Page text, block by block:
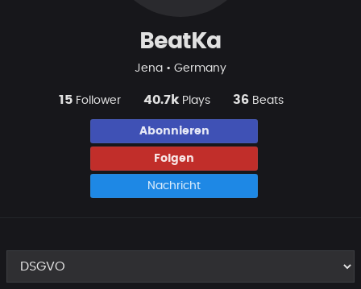
BeatKa
Jena • Germany
15 Follower 40.7k Plays 36 Beats
Abonnieren
Folgen
Nachricht